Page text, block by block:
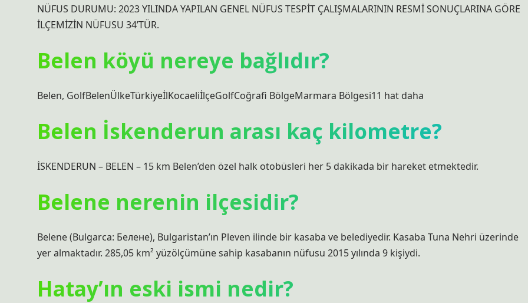
NÜFUS DURUMU: 2023 YILINDA YAPILAN GENEL NÜFUS TESPİT ÇALIŞMALARININ RESMİ SONUÇLARINA GÖRE
İLÇEMİZİN NÜFUSU 34’TÜR.
Belen köyü nereye bağlıdır?
Belen, GolfBelenÜlkeTürkiyeİlKocaeliİlçeGolfCoğrafi BölgeMarmara Bölgesi11 hat daha
Belen İskenderun arası kaç kilometre?
İSKENDERUN – BELEN – 15 km Belen’den özel halk otobüsleri her 5 dakikada bir hareket etmektedir.
Belene nerenin ilçesidir?
Belene (Bulgarca: Белене), Bulgaristan’ın Pleven ilinde bir kasaba ve belediyedir. Kasaba Tuna Nehri üzerinde
yer almaktadır. 285,05 km² yüzölçümüne sahip kasabanın nüfusu 2015 yılında 9 kişiydi.
Hatay’ın eski ismi nedir?